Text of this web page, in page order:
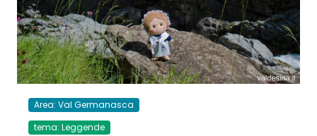
Area: Val Germanasca
tema: Leggende